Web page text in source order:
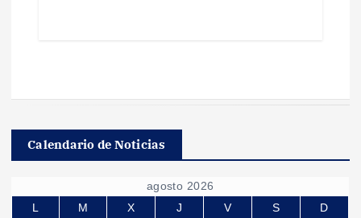
Calendario de Noticias
agosto 2026
L
M X J V S
D